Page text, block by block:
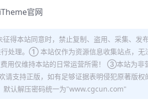
官网
得本站同意时，禁止复制、盗用、采集、发
处理。① 本站仅作为资源信息收集站点，无
用仅维持本站的日常运营所需！ ③本站为非
支持正版，如有足够证据表明侵犯原著版权
默认解压密码统一为"www.cgcun.com"